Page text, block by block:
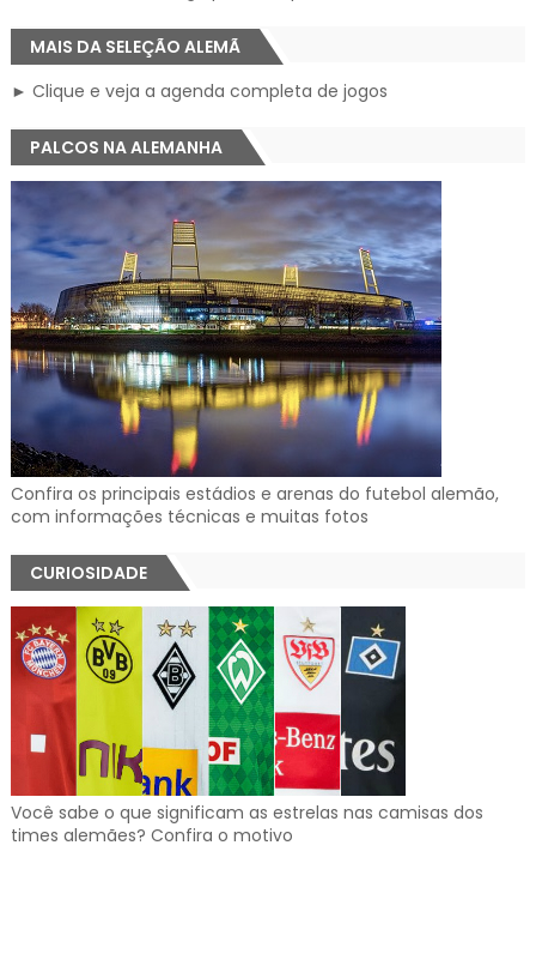
MAIS DA SELEÇÃO ALEMÃ
► Clique e veja a agenda completa de jogos
PALCOS NA ALEMANHA
Confira os principais estádios e arenas do futebol alemão,
com informações técnicas e muitas fotos
CURIOSIDADE
Você sabe o que significam as estrelas nas camisas dos
times alemães? Confira o motivo